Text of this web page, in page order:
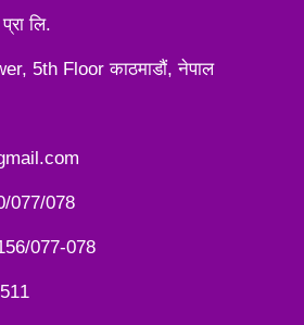
लि.
5th Floor काठमाडौं, नेपाल
077/078
077-078
511